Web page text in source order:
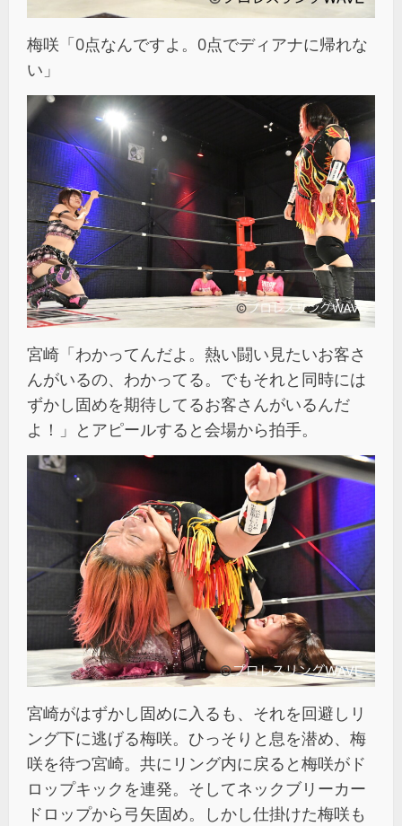
梅咲「0点なんですよ。0点でディアナに帰れな
い」
宮崎「わかってんだよ。熱い闘い見たいお客さ
んがいるの、わかってる。でもそれと同時には
ずかし固めを期待してるお客さんがいるんだ
よ！」とアピールすると会場から拍手。
宮崎がはずかし固めに入るも、それを回避しリ
ング下に逃げる梅咲。ひっそりと息を潜め、梅
咲を待つ宮崎。共にリング内に戻ると梅咲がド
ロップキックを連発。そしてネックブリーカー
ドロップから弓矢固め。しかし仕掛けた梅咲も